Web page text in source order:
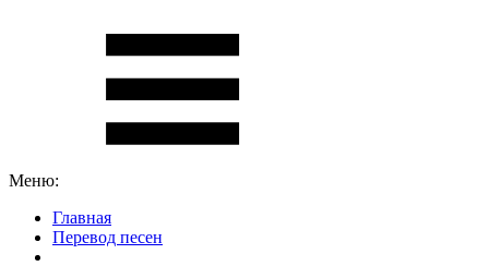
Меню:
Главная
Перевод песен